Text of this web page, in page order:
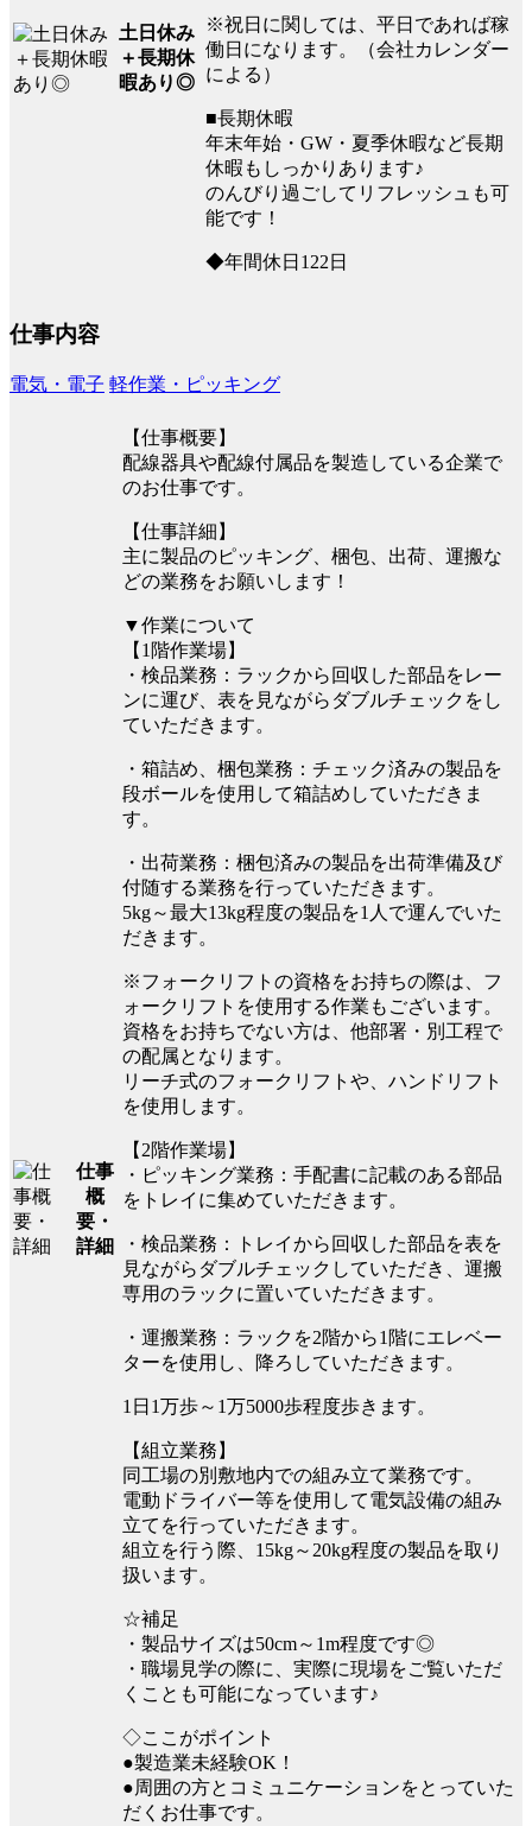
土日休み
＋長期休
暇あり◎
※祝日に関しては、平日であれば稼
働日になります。（会社カレンダー
による）
■長期休暇
年末年始・GW・夏季休暇など長期
休暇もしっかりあります♪
のんびり過ごしてリフレッシュも可
能です！
◆年間休日122日
仕事内容
電気・電子 軽作業・ピッキング
仕事
概
要・
詳細
【仕事概要】
配線器具や配線付属品を製造している企業で
のお仕事です。
【仕事詳細】
主に製品のピッキング、梱包、出荷、運搬な
どの業務をお願いします！
▼作業について
【1階作業場】
・検品業務：ラックから回収した部品をレー
ンに運び、表を見ながらダブルチェックをし
ていただきます。
・箱詰め、梱包業務：チェック済みの製品を
段ボールを使用して箱詰めしていただきま
す。
・出荷業務：梱包済みの製品を出荷準備及び
付随する業務を行っていただきます。
5kg～最大13kg程度の製品を1人で運んでいた
だきます。
※フォークリフトの資格をお持ちの際は、フ
ォークリフトを使用する作業もございます。
資格をお持ちでない方は、他部署・別工程で
の配属となります。
リーチ式のフォークリフトや、ハンドリフト
を使用します。
【2階作業場】
・ピッキング業務：手配書に記載のある部品
をトレイに集めていただきます。
・検品業務：トレイから回収した部品を表を
見ながらダブルチェックしていただき、運搬
専用のラックに置いていただきます。
・運搬業務：ラックを2階から1階にエレベー
ターを使用し、降ろしていただきます。
1日1万歩～1万5000歩程度歩きます。
【組立業務】
同工場の別敷地内での組み立て業務です。
電動ドライバー等を使用して電気設備の組み
立てを行っていただきます。
組立を行う際、15kg～20kg程度の製品を取り
扱います。
☆補足
・製品サイズは50cm～1m程度です◎
・職場見学の際に、実際に現場をご覧いただ
くことも可能になっています♪
◇ここがポイント
●製造業未経験OK！
●周囲の方とコミュニケーションをとっていた
だくお仕事です。